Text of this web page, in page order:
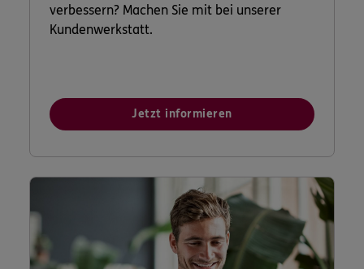
verbessern? Machen Sie mit bei unserer
Kundenwerkstatt.
Jetzt informieren